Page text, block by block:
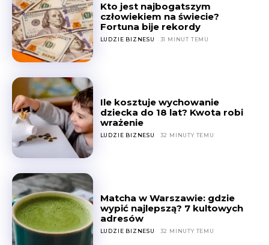
Kto jest najbogatszym
człowiekiem na świecie?
Fortuna bije rekordy
LUDZIE BIZNESU 31 MINUT TEMU
Ile kosztuje wychowanie
dziecka do 18 lat? Kwota robi
wrażenie
LUDZIE BIZNESU 32 MINUTY TEMU
Matcha w Warszawie: gdzie
wypić najlepszą? 7 kultowych
adresów
LUDZIE BIZNESU 32 MINUTY TEMU